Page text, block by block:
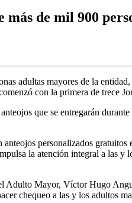
de mil 900
adultas mayores de la
con la primera de trece
que se entregarán
personalizados
la atención integral a las
Adulto Mayor, Víctor Hugo
chequeo a las y los adultos